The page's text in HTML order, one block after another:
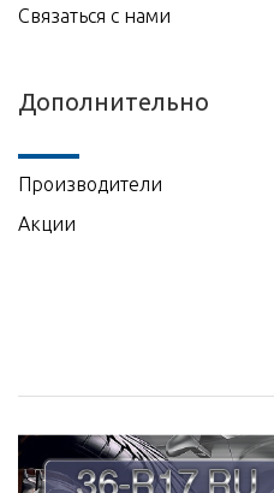
Связаться с нами
Дополнительно
Производители
Акции